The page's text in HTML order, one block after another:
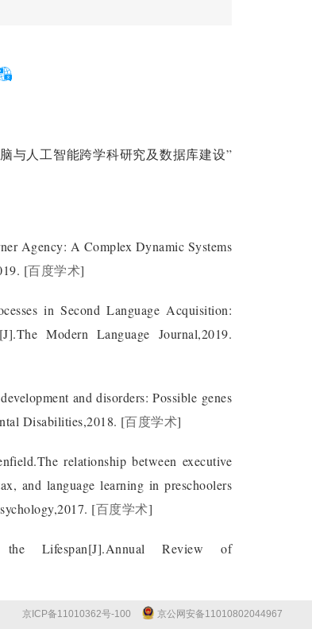
与人工智能跨学科研究及数据库建设”
Agency: A Complex Dynamic Systems
[百度学术]
in Second Language Acquisition:
Modern Language Journal,2019.
and disorders: Possible genes
Disabilities,2018. [百度学术]
relationship between executive
and language learning in preschoolers
[百度学术]
the Lifespan[J].Annual Review of
京ICP备11010362号-100
京公网安备11010802044967